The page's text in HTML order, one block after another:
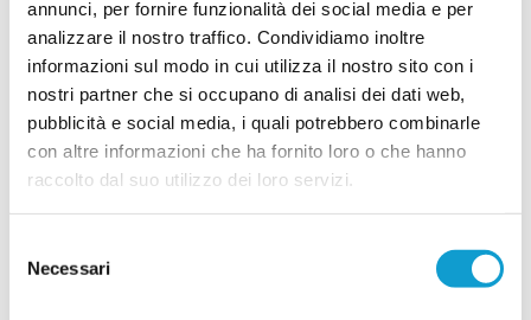
annunci, per fornire funzionalità dei social media e per
analizzare il nostro traffico. Condividiamo inoltre
informazioni sul modo in cui utilizza il nostro sito con i
nostri partner che si occupano di analisi dei dati web,
pubblicità e social media, i quali potrebbero combinarle
con altre informazioni che ha fornito loro o che hanno
raccolto dal suo utilizzo dei loro servizi.
delNecessari
Foto di Giuseppe Troiani La Sambenedettese
Beach Soccer torna sul tetto d’Italia e lo fa nel
modo più bello: battendo il Napoli per
22/06/2026
Sambenedettese in finale di Coppa Italia,
battuto il Catania
Beach Soccer vola in finale di Coppa Italia dopo
9...